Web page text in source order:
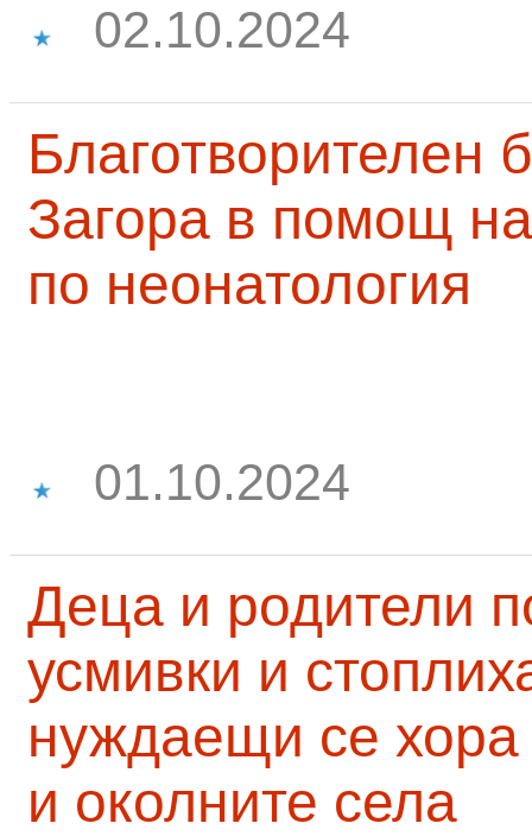
02.10.2024
Благотворителен
Загора в помощ
по неонатология
01.10.2024
Деца и родители
усмивки и
нуждаещи се
и околните села